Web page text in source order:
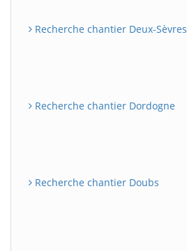
Recherche chantier Deux-Sèvres
Recherche chantier Dordogne
Recherche chantier Doubs